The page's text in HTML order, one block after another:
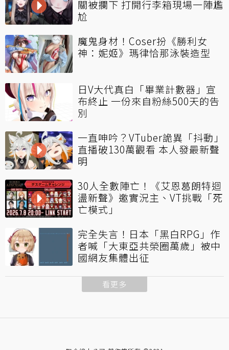
關被攔下 打開行李箱現場一陣尷
尬
魔鬼身材！Coser扮《勝利女
神：妮姬》瑪律恰那泳裝造型
日V大代真白「畢業計數器」宣
布終止 一份來自粉絲500天的告
別
一直呻吟？VTuber詭異「抖動」
直播破130萬觀看 本人發最新聲
明
30人全數陣亡！《艾恩葛朗特迴
盪新聲》邀實況主、VT挑戰「死
亡模式」
完全失言！日本「黑白RPG」作
者喊「大東亞共榮圈萬歲」被中
國網友集體出征
看更多